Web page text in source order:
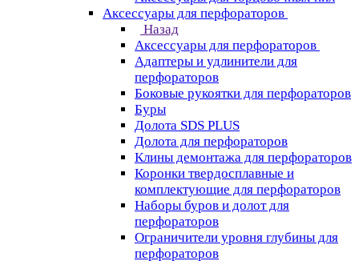
Аксессуары для перфораторов
Назад
Аксессуары для перфораторов
Адаптеры и удлинители для
перфораторов
Боковые рукоятки для перфораторов
Буры
Долота SDS PLUS
Долота для перфораторов
Клины демонтажа для перфораторов
Коронки твердосплавные и
комплектующие для перфораторов
Наборы буров и долот для
перфораторов
Ограничители уровня глубины для
перфораторов